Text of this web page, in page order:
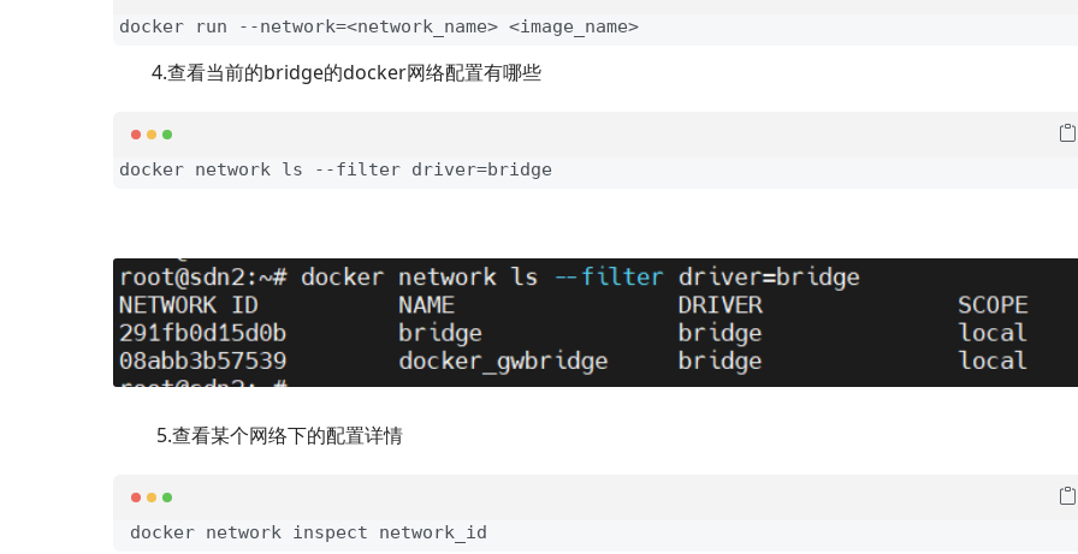
docker run --network=<network_name> <image_name>
4.查看当前的bridge的docker网络配置有哪些
docker network ls --filter driver=bridge
5.查看某个网络下的配置详情
docker network inspect network_id